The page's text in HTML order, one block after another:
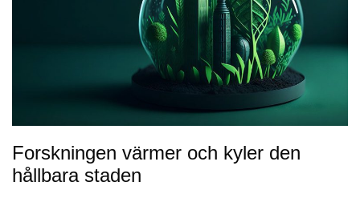
Forskningen värmer och kyler den
hållbara staden